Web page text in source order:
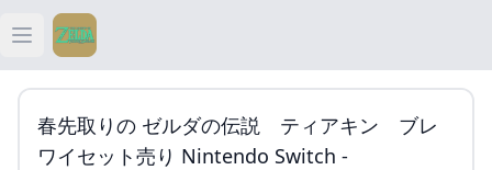
Open main menu
ティアキン
ティアキン 祠
春先取りの ゼルダの伝説 ティアキン ブレ
ワイセット売り Nintendo Switch -